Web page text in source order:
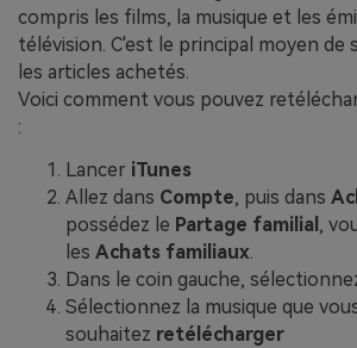
compris les films, la musique et les
télévision. C'est le principal moyen de
les articles achetés.
Voici comment vous pouvez
:
Lancer iTunes
Allez dans Compte, puis dans
possédez le Partage familial ,
les Achats familiaux.
Dans le coin gauche,
Sélectionnez la musique que
souhaitez retélécharger